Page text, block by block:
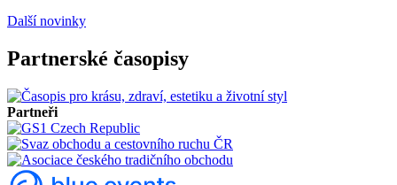
Další novinky
Partnerské časopisy
Partneři